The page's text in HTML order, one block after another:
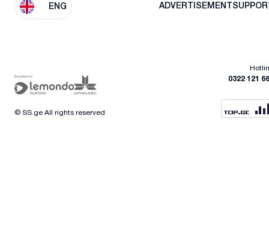
ENG ADVERTISEMENT
0322 121
© SS.ge All rights reserved